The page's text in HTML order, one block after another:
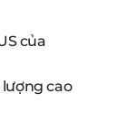
của
cao